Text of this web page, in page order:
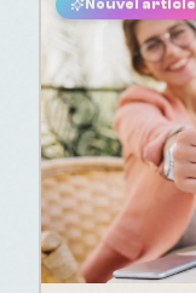
Nouvel article